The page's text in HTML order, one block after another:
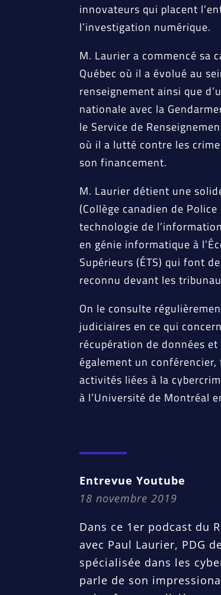
innovateurs qui placent
l’investigation numérique.
M. Laurier a commencé sa
Québec où il a évolué au
renseignement ainsi que
nationale avec la
le Service de
où il a lutté contre les
son financement.
M. Laurier détient une
(Collège canadien de
technologie de
en génie informatique à
Supérieurs (ÉTS) qui font
reconnu devant les
On le consulte
judiciaires en ce qui
récupération de données
également un
activités liées à la
à l’Université de Montréal
Entrevue Youtube
18 novembre 2019
Dans ce 1er podcast du
avec Paul Laurier, PDG
spécialisée dans les
parle de son